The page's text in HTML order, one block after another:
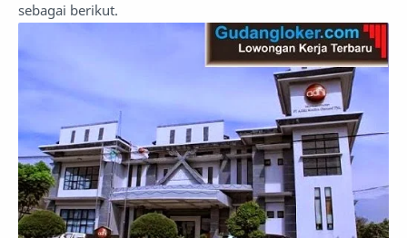
sebagai berikut.